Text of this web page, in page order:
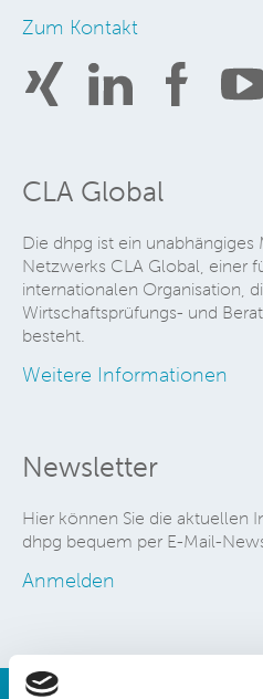
Zum Kontakt
CLA Global
Die dhpg ist ein unabhängiges
Netzwerks CLA Global, einer
internationalen Organisation,
Wirtschaftsprüfungs- und
besteht.
Weitere Informationen
Newsletter
Hier können Sie die aktuellen
dhpg bequem per E-Mail-
Anmelden